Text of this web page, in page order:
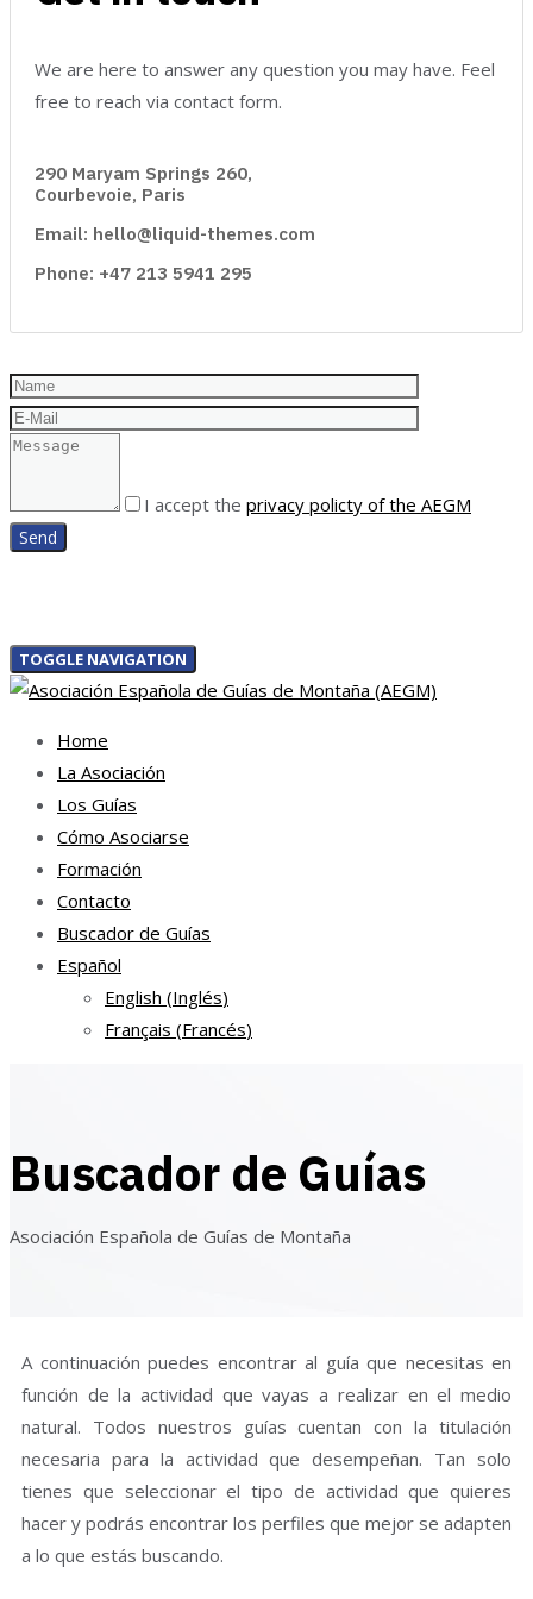
We are here to answer any question you may have. Feel
free to reach via contact form.
290 Maryam Springs 260,
Courbevoie, Paris
Email: hello@liquid-themes.com
Phone: +47 213 5941 295
I accept the privacy policty of the AEGM
TOGGLE NAVIGATION
Home
La Asociación
Los Guías
Cómo Asociarse
Formación
Contacto
Buscador de Guías
Español
English (Inglés)
Français (Francés)
Buscador de Guías
Asociación Española de Guías de Montaña
A continuación puedes encontrar al guía que necesitas en
función de la actividad que vayas a realizar en el medio
natural. Todos nuestros guías cuentan con la titulación
necesaria para la actividad que desempeñan. Tan solo
tienes que seleccionar el tipo de actividad que quieres
hacer y podrás encontrar los perfiles que mejor se adapten
a lo que estás buscando.